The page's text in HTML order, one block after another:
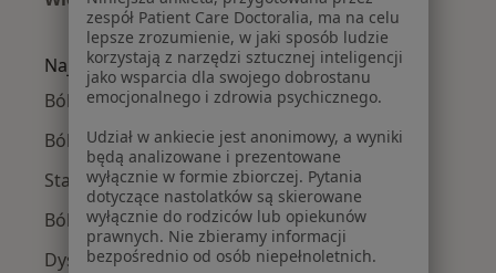
Więcej w kategorii: W pobliżu Sosnowca
Najczęście leczone choroby
Bóle kręgosłupa w Sosnowcu
Ból kolana w Sosnowcu
Stany pourazowe w Sosnowcu
Ból barku w Sosnowcu
Dyskopatia w Sosnowcu
zespół Patient Care Doctoralia, ma na celu
lepsze zrozumienie, w jaki sposób ludzie
korzystają z narzędzi sztucznej inteligencji
jako wsparcia dla swojego dobrostanu
emocjonalnego i zdrowia psychicznego.
Udział w ankiecie jest anonimowy, a wyniki
będą analizowane i prezentowane
wyłącznie w formie zbiorczej. Pytania
dotyczące nastolatków są skierowane
wyłącznie do rodziców lub opiekunów
prawnych. Nie zbieramy informacji
bezpośrednio od osób niepełnoletnich.